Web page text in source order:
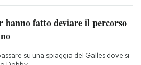
fatto deviare il percorso
su una spiaggia del Galles dove si